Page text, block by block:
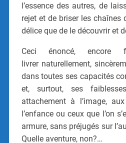
l’essence des autres, de
rejet et de briser les chaînes
délice que de le découvrir et
Ceci énoncé, encore
livrer naturellement,
dans toutes ses capacités
et, surtout, ses
attachement à l’image,
l’enfance ou ceux que l’on
armure, sans préjugés sur
Quelle aventure, non?…